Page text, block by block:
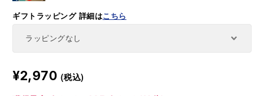
ギフトラッピング 詳細はこちら
¥2,970 (税込)